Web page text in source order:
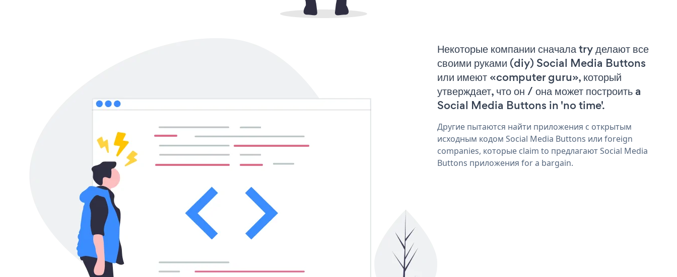
Некоторые компании сначала try делают все
своими руками (diy) Social Media Buttons
или имеют «computer guru», который
утверждает, что он / она может построить a
Social Media Buttons in 'no time'.
Другие пытаются найти приложения с открытым
исходным кодом Social Media Buttons или foreign
companies, которые claim to предлагают Social Media
Buttons приложения for a bargain.